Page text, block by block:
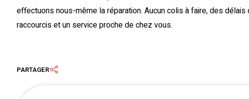
effectuons nous-même la réparation. Aucun colis à faire, des
raccourcis et un service proche de chez vous.
PARTAGER